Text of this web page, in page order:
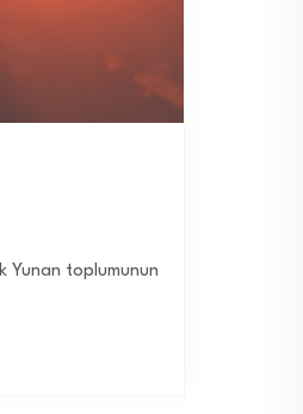
Yunan toplumunun